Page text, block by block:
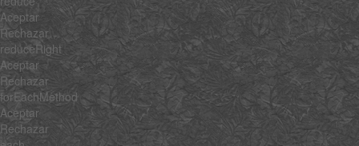
Aceptar
Rechazar
reduceRight
Aceptar
Rechazar
forEachMethod
Aceptar
Rechazar